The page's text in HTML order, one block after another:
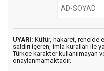
UYARI: Küfür, hakaret, rencide
saldırı içeren, imla kuralları ile
Türkçe karakter kullanılmayan
onaylanmamaktadır.